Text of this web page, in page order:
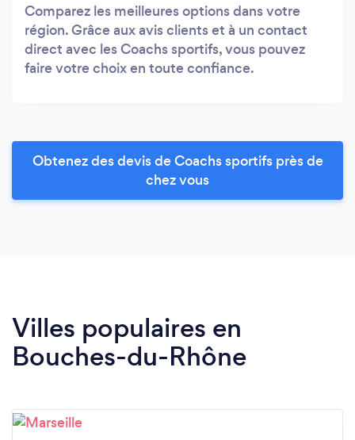
Comparez les meilleures options dans votre
région. Grâce aux avis clients et à un contact
direct avec les Coachs sportifs, vous pouvez
faire votre choix en toute confiance.
Obtenez des devis de Coachs sportifs près de
chez vous
Villes populaires en
Bouches-du-Rhône